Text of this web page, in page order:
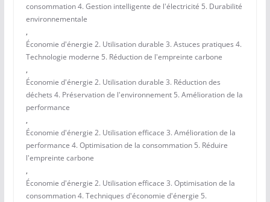
consommation 4. Gestion intelligente de l'électricité 5. Durabilité
environnementale
,
Économie d'énergie 2. Utilisation durable 3. Astuces pratiques 4.
Technologie moderne 5. Réduction de l'empreinte carbone
,
Économie d'énergie 2. Utilisation durable 3. Réduction des
déchets 4. Préservation de l'environnement 5. Amélioration de la
performance
,
Économie d'énergie 2. Utilisation efficace 3. Amélioration de la
performance 4. Optimisation de la consommation 5. Réduire
l'empreinte carbone
,
Économie d'énergie 2. Utilisation efficace 3. Optimisation de la
consommation 4. Techniques d'économie d'énergie 5.